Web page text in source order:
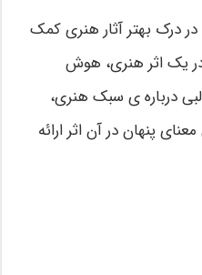
درک بهتر آثار هنری کمک
یک اثر هنری، هوش
درباره ی سبک هنری،
پنهان در آن اثر ارائه